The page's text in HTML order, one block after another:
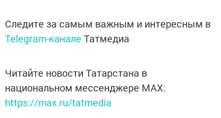
Следите за самым важным и интересным в
Telegram-канале Татмедиа
Читайте новости Татарстана в
национальном мессенджере MАХ:
https://max.ru/tatmedia